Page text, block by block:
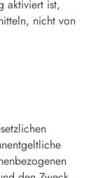
aktiviert ist,
nicht von